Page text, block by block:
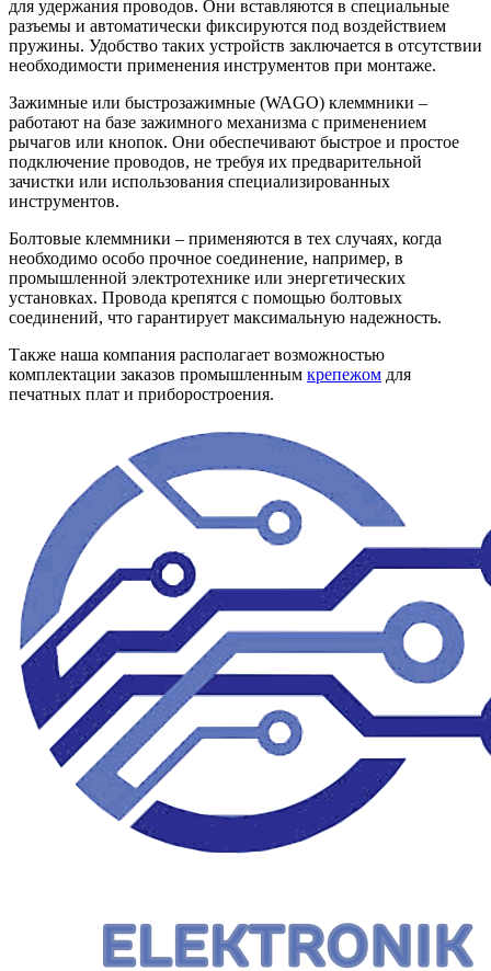
для удержания проводов. Они вставляются в специальные
разъемы и автоматически фиксируются под воздействием
пружины. Удобство таких устройств заключается в отсутствии
необходимости применения инструментов при монтаже.
Зажимные или быстрозажимные (WAGO) клеммники –
работают на базе зажимного механизма с применением
рычагов или кнопок. Они обеспечивают быстрое и простое
подключение проводов, не требуя их предварительной
зачистки или использования специализированных
инструментов.
Болтовые клеммники – применяются в тех случаях, когда
необходимо особо прочное соединение, например, в
промышленной электротехнике или энергетических
установках. Провода крепятся с помощью болтовых
соединений, что гарантирует максимальную надежность.
Также наша компания располагает возможностью
комплектации заказов промышленным крепежом для
печатных плат и приборостроения.